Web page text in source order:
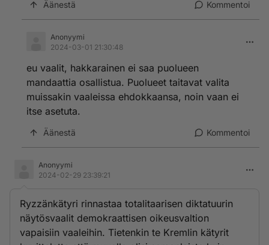
Äänestä Kommentoi
Anonyymi
2024-03-01 21:30:48
eu vaalit, hakkarainen ei saa puolueen
mandaattia osallistua. Puolueet taitavat valita
muissakin vaaleissa ehdokkaansa, noin vaan ei
itse asetuta.
Äänestä Kommentoi
Anonyymi
2024-02-29 23:39:21
Ryzzänkätyri rinnastaa totalitaarisen diktatuurin
näytösvaalit demokraattisen oikeusvaltion
vapaisiin vaaleihin. Tietenkin te Kremlin kätyrit